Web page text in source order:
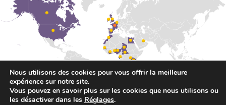
Nous utilisons des cookies pour vous offrir la meilleure
expérience sur notre site.
Vous pouvez en savoir plus sur les cookies que nous utilisons ou
les désactiver dans les Réglages.